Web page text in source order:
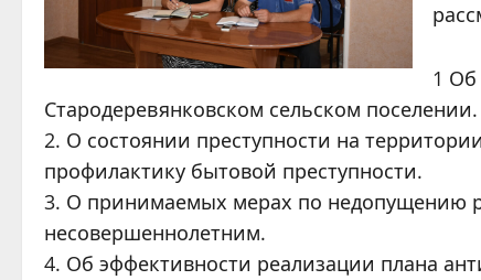
1
Стародеревянковском сельском поселении.
2. О состоянии преступности на
профилактику бытовой преступности.
3. О принимаемых мерах по недопущению
несовершеннолетним.
4. Об эффективности реализации плана